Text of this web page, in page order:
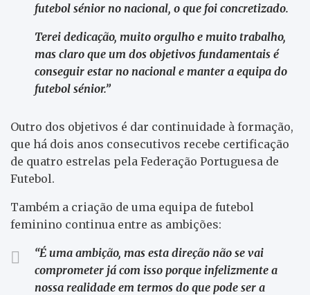
futebol sénior no nacional, o que foi concretizado.
Terei dedicação, muito orgulho e muito trabalho,
mas claro que um dos objetivos fundamentais é
conseguir estar no nacional e manter a equipa do
futebol sénior.”
Outro dos objetivos é dar continuidade à formação,
que há dois anos consecutivos recebe certificação
de quatro estrelas pela Federação Portuguesa de
Futebol.
Também a criação de uma equipa de futebol
feminino continua entre as ambições:
“É uma ambição, mas esta direção não se vai
comprometer já com isso porque infelizmente a
nossa realidade em termos do que pode ser a